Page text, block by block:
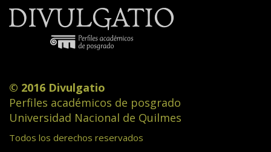
© 2016 Divulgatio
Perfiles académicos de posgrado
Universidad Nacional de Quilmes
Todos los derechos reservados